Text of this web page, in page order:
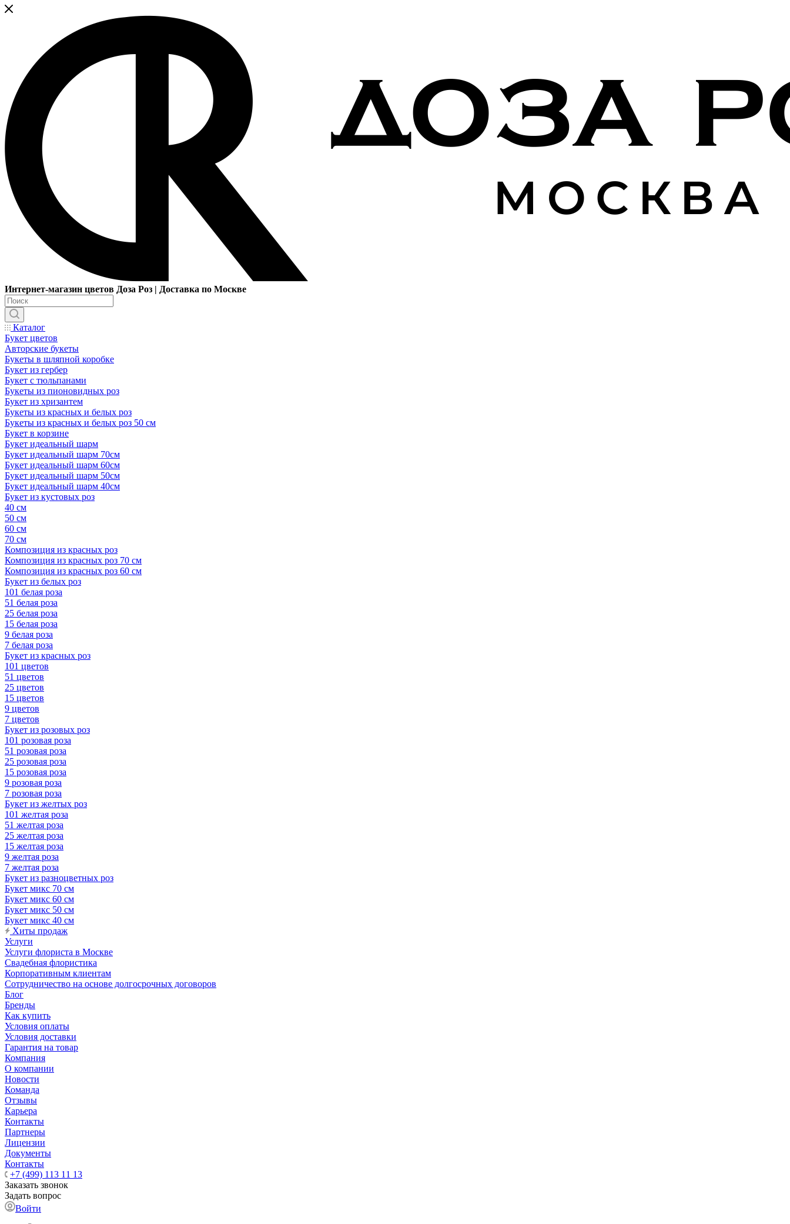
Интернет-магазин цветов Доза Роз | Доставка по Москве
Каталог
Букет цветов
Авторские букеты
Букеты в шляпной коробке
Букет из гербер
Букет с тюльпанами
Букеты из пионовидных роз
Букет из хризантем
Букеты из красных и белых роз
Букеты из красных и белых роз 50 см
Букет в корзине
Букет идеальный шарм
Букет идеальный шарм 70см
Букет идеальный шарм 60см
Букет идеальный шарм 50см
Букет идеальный шарм 40см
Букет из кустовых роз
40 см
50 см
60 см
70 см
Композиция из красных роз
Композиция из красных роз 70 см
Композиция из красных роз 60 см
Букет из белых роз
101 белая роза
51 белая роза
25 белая роза
15 белая роза
9 белая роза
7 белая роза
Букет из красных роз
101 цветов
51 цветов
25 цветов
15 цветов
9 цветов
7 цветов
Букет из розовых роз
101 розовая роза
51 розовая роза
25 розовая роза
15 розовая роза
9 розовая роза
7 розовая роза
Букет из желтых роз
101 желтая роза
51 желтая роза
25 желтая роза
15 желтая роза
9 желтая роза
7 желтая роза
Букет из разноцветных роз
Букет микс 70 см
Букет микс 60 см
Букет микс 50 см
Букет микс 40 см
Хиты продаж
Услуги
Услуги флориста в Москве
Свадебная флористика
Корпоративным клиентам
Сотрудничество на основе долгосрочных договоров
Блог
Бренды
Как купить
Условия оплаты
Условия доставки
Гарантия на товар
Компания
О компании
Новости
Команда
Отзывы
Карьера
Контакты
Партнеры
Лицензии
Документы
Контакты
+7 (499) 113 11 13
Заказать звонок
Задать вопрос
Войти